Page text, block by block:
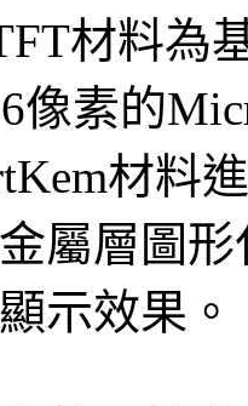
材料為
像素的
材料
屬層圖
示效果。